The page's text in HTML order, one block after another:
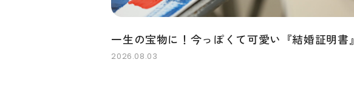
一生の宝物に！今っぽくて可愛い『結婚証明書』
2026.08.03